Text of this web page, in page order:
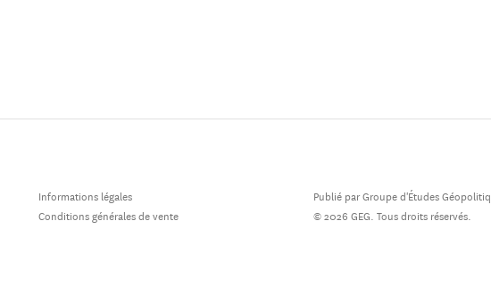
Informations légales
Conditions générales de vente
Publié par Groupe d'Études
© 2026 GEG. Tous droits réservés.